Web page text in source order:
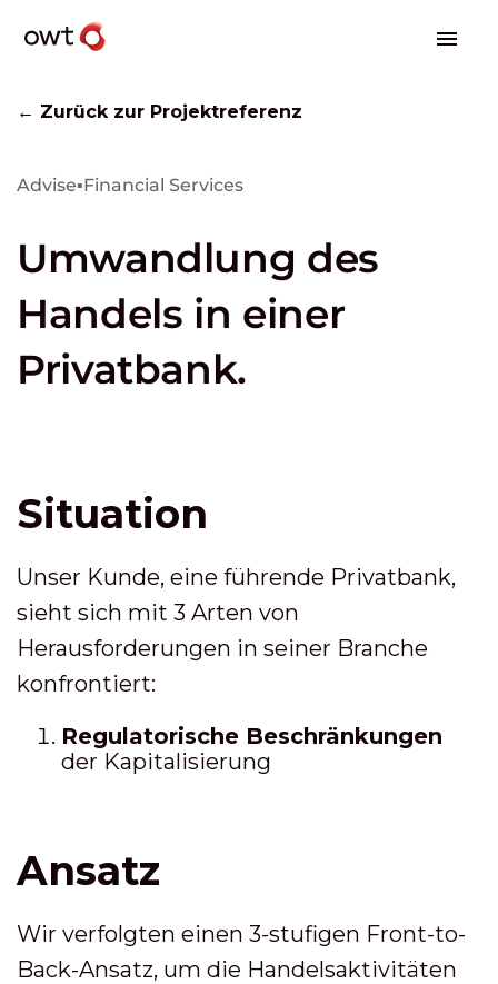
← Zurück zur Projektreferenz
Advise▪Financial Services
Umwandlung des
Handels in einer
Privatbank.
Situation
Unser Kunde, eine führende Privatbank,
sieht sich mit 3 Arten von
Herausforderungen in seiner Branche
konfrontiert:
Regulatorische Beschränkungen
der Kapitalisierung
Ansatz
Wir verfolgten einen 3-stufigen Front-to-
Back-Ansatz, um die Handelsaktivitäten